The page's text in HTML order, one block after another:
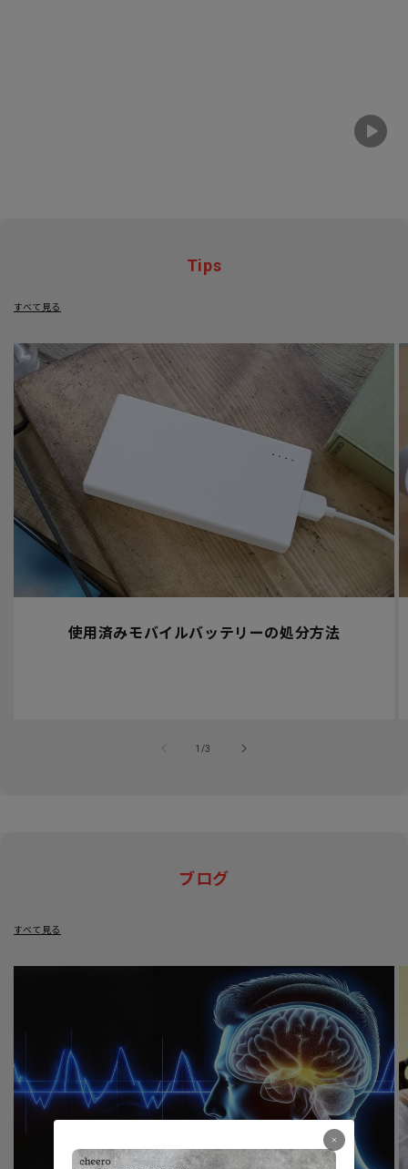
Tips
すべて見る
使用済みモバイルバッテリーの処分方法
1 /
の3
ブログ
すべて見る